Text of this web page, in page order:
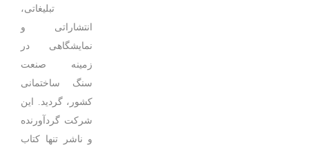
تبلیغاتی،
انتشاراتی و
نمایشگاهی در
زمینه صنعت
سنگ ساختمانی
کشور، گردید. این
شرکت گردآورنده
و ناشر تنها کتاب